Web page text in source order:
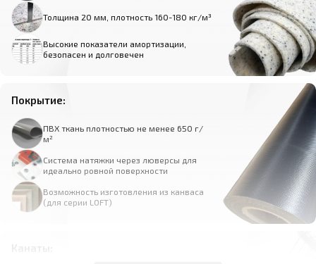
Толщина 20 мм, плотность 160-180 кг/м³
Высокие показатели амортизации,
безопасен и долговечен
Покрытие:
ПВХ ткань плотностью не менее 650 г/
м²
Система натяжки через люверсы для
идеально ровной поверхности
Возможность изготовления из канваса
(для серии LOFT)